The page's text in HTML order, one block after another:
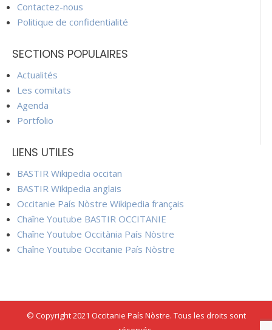
Contactez-nous
Politique de confidentialité
SECTIONS POPULAIRES
Actualités
Les comitats
Agenda
Portfolio
LIENS UTILES
BASTIR Wikipedia occitan
BASTIR Wikipedia anglais
Occitanie País Nòstre Wikipedia français
Chaîne Youtube BASTIR OCCITANIE
Chaîne Youtube Occitània País Nòstre
Chaîne Youtube Occitanie País Nòstre
© Copyright 2021 Occitanie País Nòstre. Tous les droits sont